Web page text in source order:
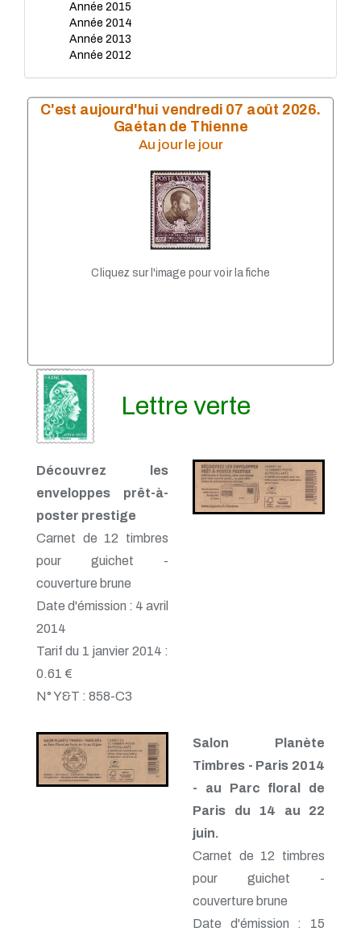
Année 2015
Année 2014
Année 2013
Année 2012
Année 2009
Année 2008
Année 1998
Année 1997
C'est aujourd'hui vendredi 07 août 2026.
Gaétan de Thienne
Au jour le jour
Cliquez sur l'image pour voir la fiche
Lettre verte
Découvrez les
enveloppes prêt-à-
poster prestige
Carnet de 12 timbres
pour guichet -
couverture brune
Date d'émission : 4 avril
2014
Tarif du 1 janvier 2014 :
0.61 €
N° Y&T : 858-C3
Salon Planète
Timbres - Paris 2014
- au Parc floral de
Paris du 14 au 22
juin.
Carnet de 12 timbres
pour guichet -
couverture brune
Date d'émission : 15